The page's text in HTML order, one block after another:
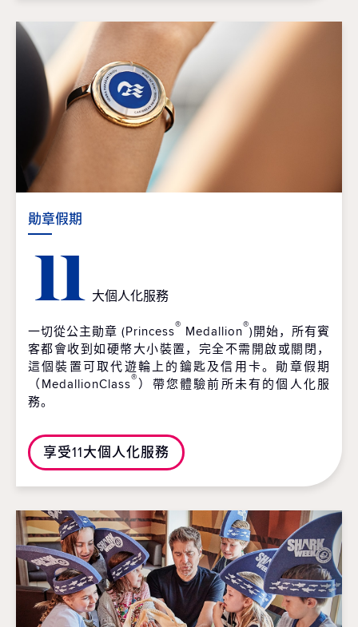
勛章假期
11 大個人化服務
一切從公主勛章 (Princess® Medallion®)開始，所有賓
客都會收到如硬幣大小裝置，完全不需開啟或關閉，
這個裝置可取代遊輪上的鑰匙及信用卡。勛章假期
（MedallionClass®）帶您體驗前所未有的個人化服
務。
享受11大個人化服務